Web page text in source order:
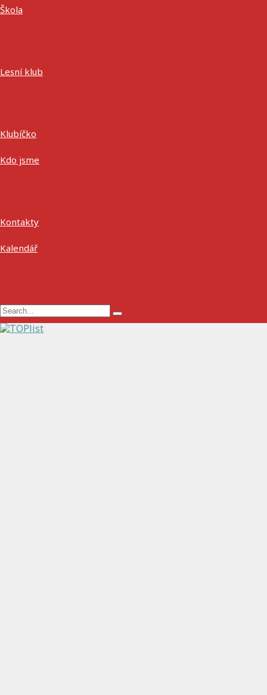
Škola
Lesní klub
Klubíčko
Kdo jsme
Kontakty
Kalendář